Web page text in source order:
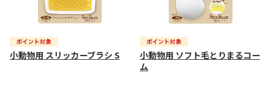
小動物用 スリッカーブラシ S
小動物用 ソフト毛とりまるコー
ム